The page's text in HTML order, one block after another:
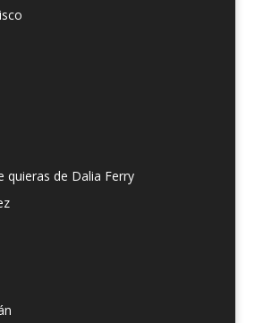
quieras de Dalia Ferry